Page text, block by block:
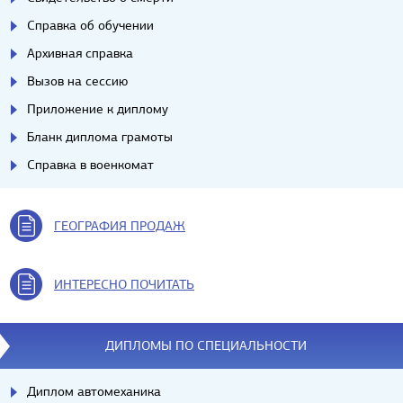
Справка об обучении
Архивная справка
Вызов на сессию
Приложение к диплому
Бланк диплома грамоты
Справка в военкомат
ГЕОГРАФИЯ ПРОДАЖ
ИНТЕРЕСНО ПОЧИТАТЬ
ДИПЛОМЫ ПО СПЕЦИАЛЬНОСТИ
Диплом автомеханика